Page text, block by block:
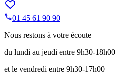
01 45 61 90 90
Nous restons à votre écoute
du lundi au jeudi entre 9h30-18h00
et le vendredi entre 9h30-17h00